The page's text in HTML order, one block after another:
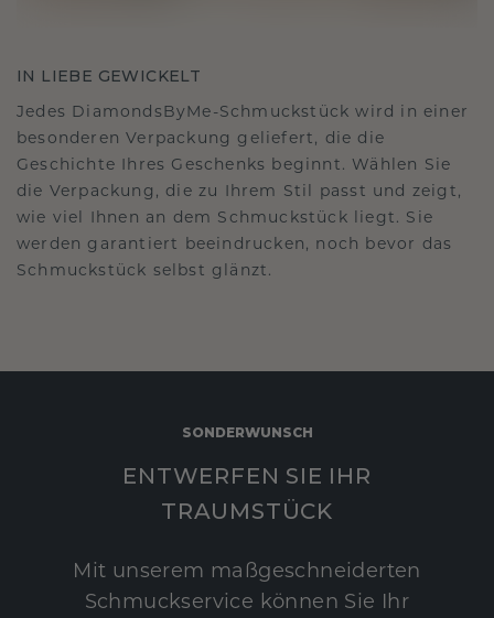
IN LIEBE GEWICKELT
Jedes DiamondsByMe-Schmuckstück wird in einer
besonderen Verpackung geliefert, die die
Geschichte Ihres Geschenks beginnt. Wählen Sie
die Verpackung, die zu Ihrem Stil passt und zeigt,
wie viel Ihnen an dem Schmuckstück liegt. Sie
werden garantiert beeindrucken, noch bevor das
Schmuckstück selbst glänzt.
SONDERWUNSCH
ENTWERFEN SIE IHR
TRAUMSTÜCK
Mit unserem maßgeschneiderten
Schmuckservice können Sie Ihr